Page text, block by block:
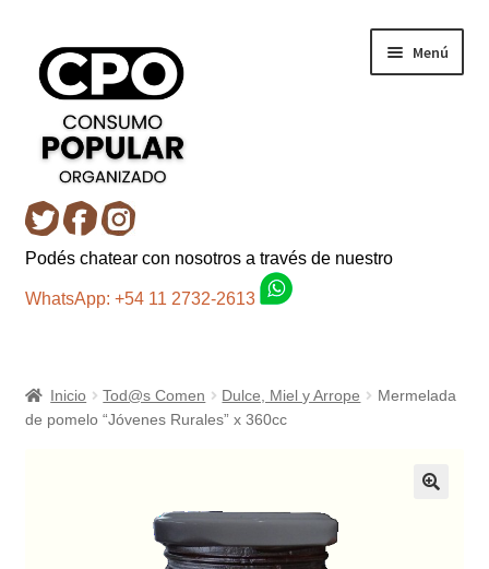
navegación
contenido
Menú
Inicio
Carro
Fondo AC
Podés chatear con nosotros a través de nuestro
WhatsApp: +54 11 2732-2613
Inicio Tod@s Comen Dulce, Miel y Arrope
Mermelada
de pomelo “Jóvenes Rurales” x 360cc